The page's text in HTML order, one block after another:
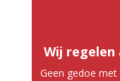
Wij
Geen gedoe